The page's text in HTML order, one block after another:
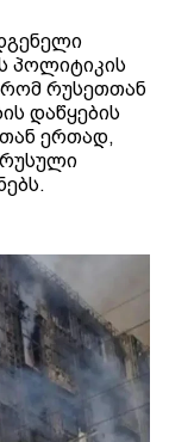
პოლიტიკის
რომ რუსეთთან
დაწყების
ერთად,